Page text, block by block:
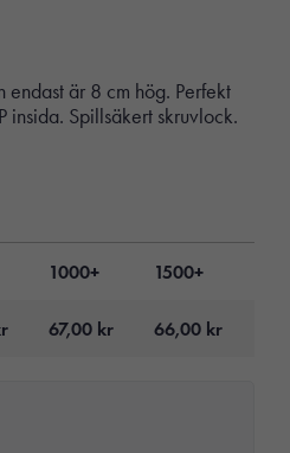
endast är 8 cm hög. Perfekt
insida. Spillsäkert skruvlock.
1000+ 1500+
67,00 kr 66,00 kr